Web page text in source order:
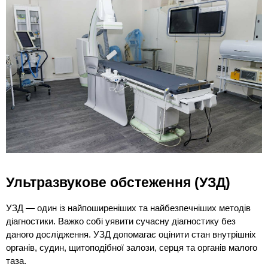
Ультразвукове обстеження (УЗД)
УЗД — один із найпоширеніших та найбезпечніших методів
діагностики. Важко собі уявити сучасну діагностику без
даного дослідження. УЗД допомагає оцінити стан внутрішніх
органів, судин, щитоподібної залози, серця та органів малого
таза.